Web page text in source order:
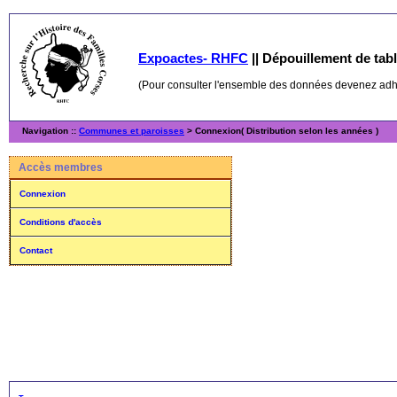
Expoactes- RHFC || Dépouillement de
(Pour consulter l'ensemble des données devenez
Navigation :: Communes et paroisses > Connexion( Distribution selon les années )
Accès membres
Connexion
Conditions d'accès
Contact